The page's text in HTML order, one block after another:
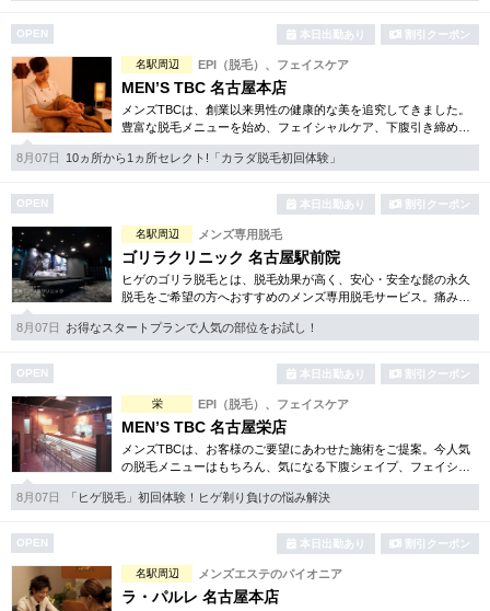
OPEN 本日出勤あり 割引クーポン
名駅周辺 EPI（脱毛）、フェイスケア
MEN’S TBC 名古屋本店
メンズTBCは、創業以来男性の健康的な美を追究してきました。
豊富な脱毛メニューを始め、フェイシャルケア、下腹引き締め
等、各種お得な体験コースを取り揃えています。選べる種類の多
さで初めての方も安心です。
8月07日 10ヵ所から1ヵ所セレクト!「カラダ脱毛初回体験」
OPEN 本日出勤あり 割引クーポン
名駅周辺 メンズ専用脱毛
ゴリラクリニック 名古屋駅前院
ヒゲのゴリラ脱毛とは、脱毛効果が高く、安心・安全な髭の永久
脱毛をご希望の方へおすすめのメンズ専用脱毛サービス。痛みに
弱い方には医療用麻酔を3種ご用意、医療認可の脱毛機のみを使
用。スキンケアも万全です。
8月07日 お得なスタートプランで人気の部位をお試し！
OPEN 本日出勤あり 割引クーポン
栄 EPI（脱毛）、フェイスケア
MEN’S TBC 名古屋栄店
メンズTBCは、お客様のご要望にあわせた施術をご提案。今人気
の脱毛メニューはもちろん、気になる下腹シェイプ、フェイシャ
ルケア等初めての方でも安心のお得な体験コースを各種揃えてい
ます。まずはご体験下さい。
8月07日 「ヒゲ脱毛」初回体験！ヒゲ剃り負けの悩み解決
OPEN 本日出勤あり 割引クーポン
名駅周辺 メンズエステのパイオニア
ラ・パルレ 名古屋本店